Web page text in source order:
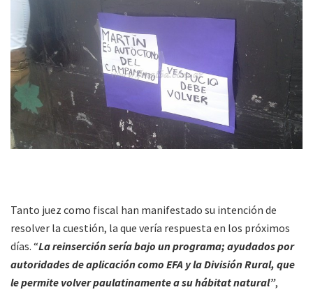
Tanto juez como fiscal han manifestado su intención de
resolver la cuestión, la que vería respuesta en los próximos
días. “La reinserción sería bajo un programa; ayudados por
autoridades de aplicación como EFA y la División Rural, que
le permite volver paulatinamente a su hábitat natural”,